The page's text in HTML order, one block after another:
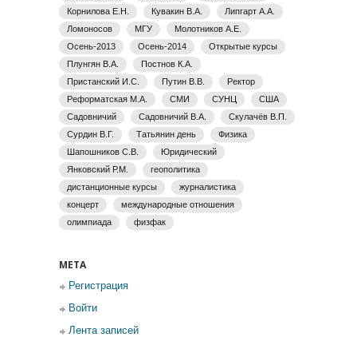
Корнилова Е.Н.
Кувакин В.А.
Липгарт А.А.
Ломоносов
МГУ
Молотников А.Е.
Осень-2013
Осень-2014
Открытые курсы
Плунгян В.А.
Постнов К.А.
Пристанский И.С.
Путин В.В.
Ректор
Реформатская М.А.
СМИ СУНЦ
США
Садовничий
Садовничий В.А.
Скулачёв В.П.
Сурдин В.Г.
Татьянин день
Физика
Шапошников С.В.
Юридический
Янковский Р.М.
геополитика
дистанционные курсы
журналистика
концерт
международные отношения
олимпиада
физфак
МЕТА
Регистрация
Войти
Лента записей